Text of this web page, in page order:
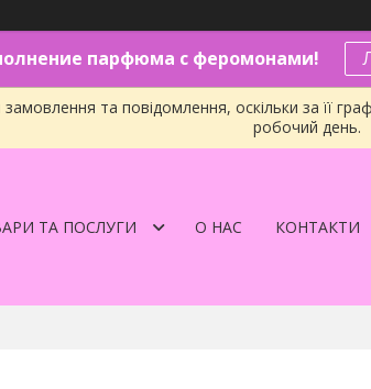
парфюма с феромонами!
та повідомлення, оскільки за її
робочий день.
ТА ПОСЛУГИ О НАС КОНТАКТИ